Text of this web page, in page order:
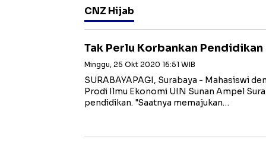
CNZ Hijab
Tak Perlu Korbankan
Minggu, 25 Okt 2020 16:51 WIB
SURABAYAPAGI, Surabaya - Mahasiswi
Prodi Ilmu Ekonomi UIN Sunan Ampel
pendidikan. "Saatnya memajukan…